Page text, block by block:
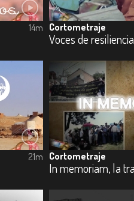
14m Cortometraje
Voces de resiliencia
21m Cortometraje